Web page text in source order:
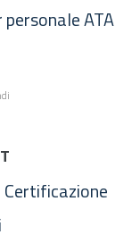
ATA
Certificazione